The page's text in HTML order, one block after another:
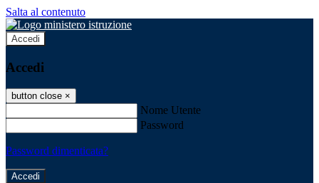
Salta al contenuto
Accedi
Accedi
button close ×
Nome Utente
Password
Password dimenticata?